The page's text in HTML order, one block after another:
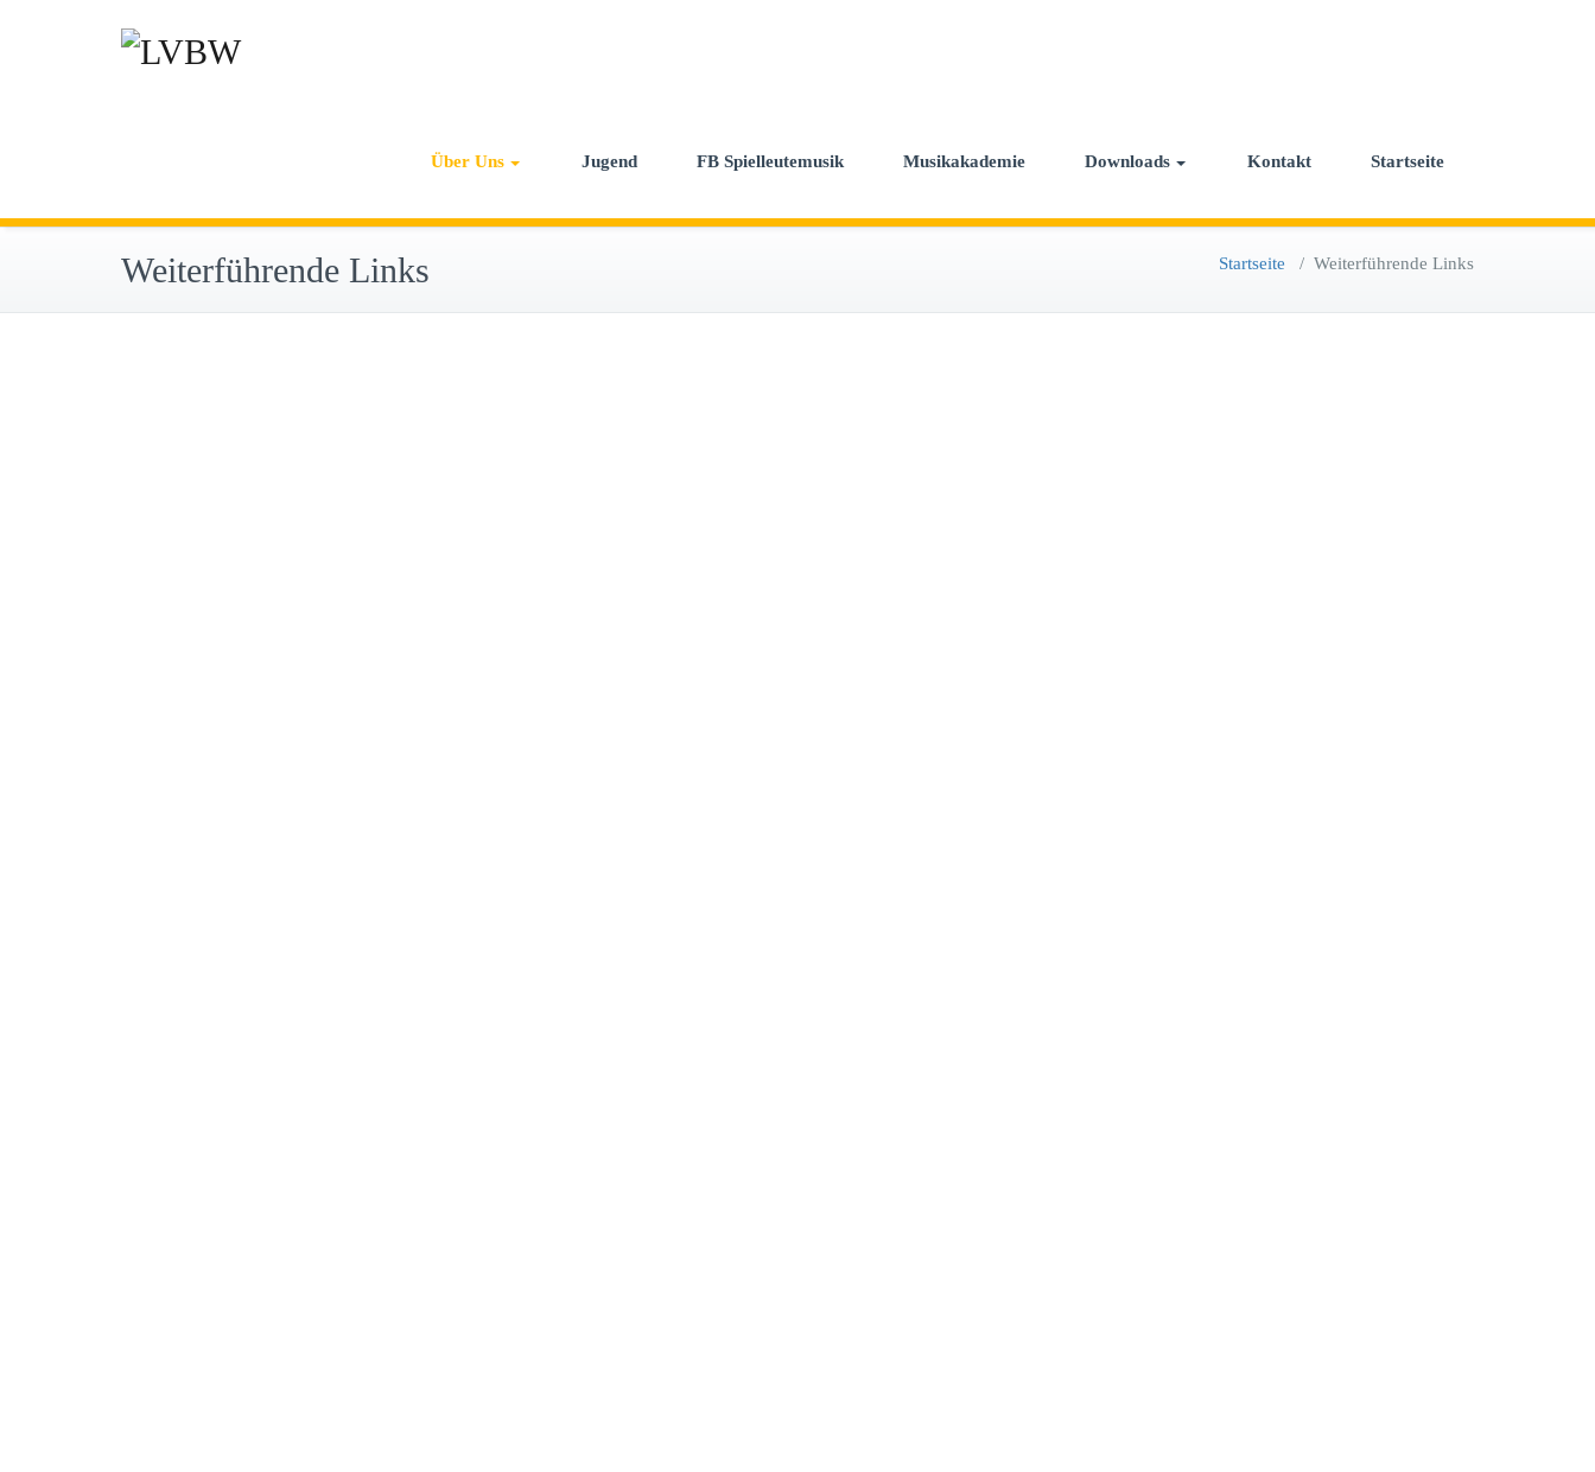
Über Uns Jugend FB Spielleutemusik Musikakademie Downloads Kontakt Startseite
Weiterführende Links Startseite / Weiterführende Links